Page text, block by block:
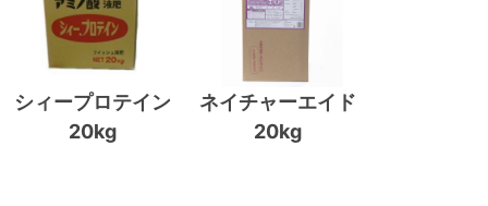
シィープロテイン
20kg
ネイチャーエイド
20kg